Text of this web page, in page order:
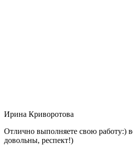
Ирина Криворотова
Отлично выполняете свою работу:)
довольны, респект!)